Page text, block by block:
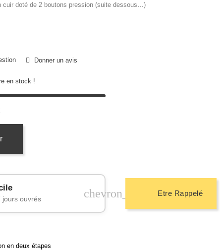
cuir doté de 2 boutons pression (suite dessous…)
Donner un avis
en stock !
jours ouvrés chevron_right Etre Rappelé
en deux étapes